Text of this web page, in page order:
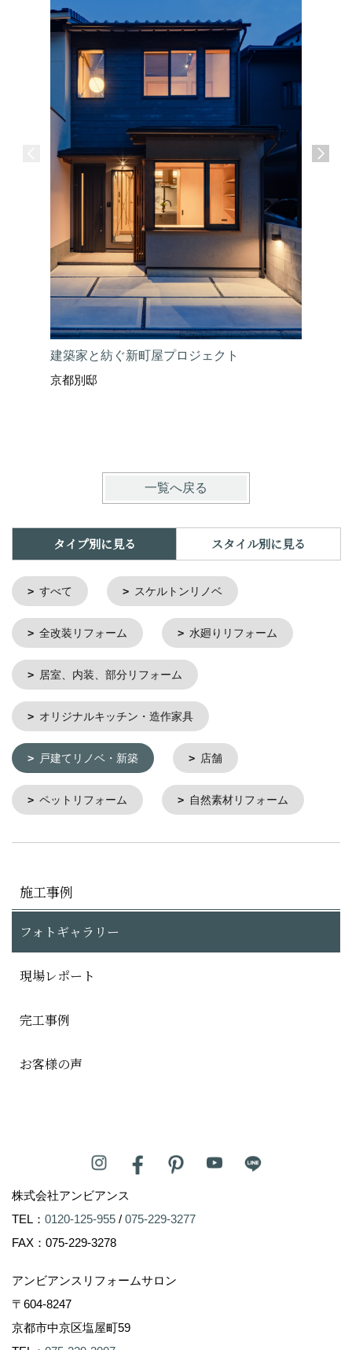
建築家と紡ぐ新町屋プロジェクト
京都別邸
日本家
一覧へ戻る
タイプ別に見る スタイル別に見る
すべて スケルトンリノベ
全改装リフォーム 水廻りリフォーム
居室、内装、部分リフォーム
オリジナルキッチン・造作家具
戸建てリノベ・新築 店舗
ペットリフォーム 自然素材リフォーム
施工事例
フォトギャラリー
現場レポート
完工事例
お客様の声
株式会社アンビアンス
TEL： 0120-125-955 / 075-229-3277
FAX：075-229-3278
アンビアンスリフォームサロン
〒604-8247
京都市中京区塩屋町59